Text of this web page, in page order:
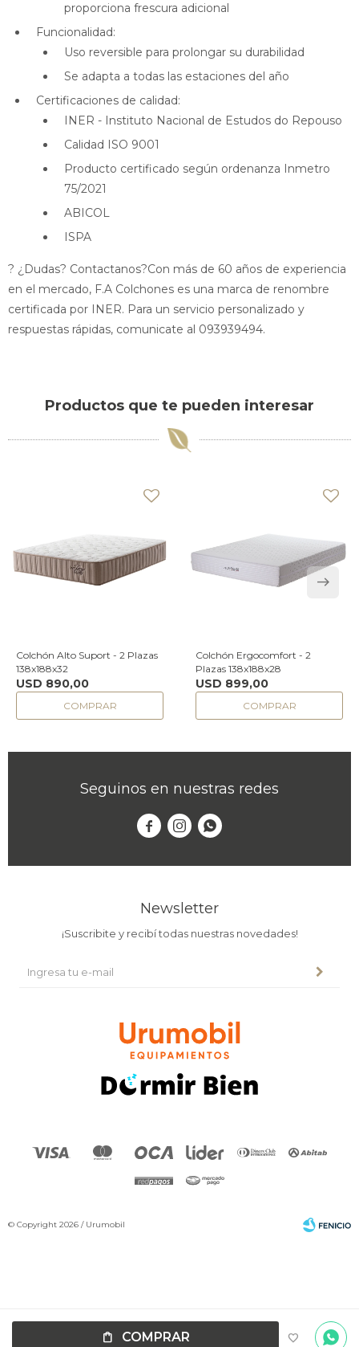
COMPRAR
consultas
no dudes
proporciona frescura adicional
Funcionalidad:
Uso reversible para prolongar su durabilidad
Se adapta a todas las estaciones del año
Certificaciones de calidad:
INER - Instituto Nacional de Estudos do Repouso
Calidad ISO 9001
Producto certificado según ordenanza Inmetro
75/2021
ABICOL
ISPA
? ¿Dudas? Contactanos?Con más de 60 años de experiencia
en el mercado, F.A Colchones es una marca de renombre
certificada por INER. Para un servicio personalizado y
respuestas rápidas, comunicate al 093939494.
Productos que te pueden interesar
Colchón Alto Suport - 2 Plazas
138x188x32
USD 890,00
Colchón Ergocomfort - 2
Plazas 138x188x28
USD 899,00
Seguinos en nuestras redes
  
Newsletter
¡Suscribite y recibí todas nuestras novedades!
© Copyright 2026 / Urumobil
Fenicio